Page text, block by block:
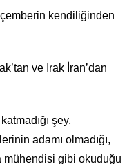
kendiliğinden
ve Irak İran’dan
şey,
adamı olmadığı,
mühendisi gibi okuduğu